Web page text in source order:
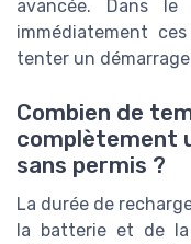
avancée. Dans le
immédiatement
tenter un
Combien de
complètement
sans permis ?
La durée de
la batterie et de la